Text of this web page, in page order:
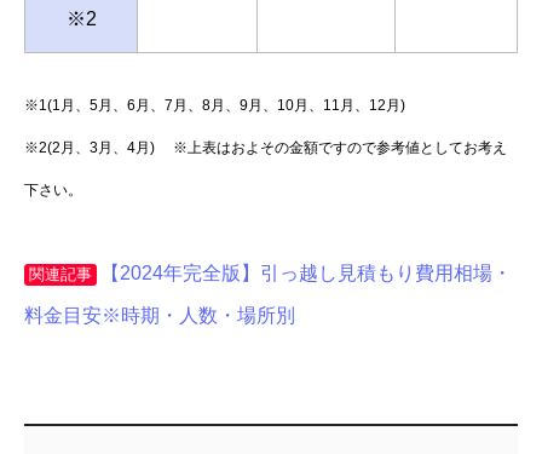
※2
※1(1月、5月、6月、7月、8月、9月、10月、11月、12月)
※2(2月、3月、4月) ※上表はおよその金額ですので参考値としてお考え
下さい。
関連記事 【2024年完全版】引っ越し見積もり費用相場・
料金目安※時期・人数・場所別